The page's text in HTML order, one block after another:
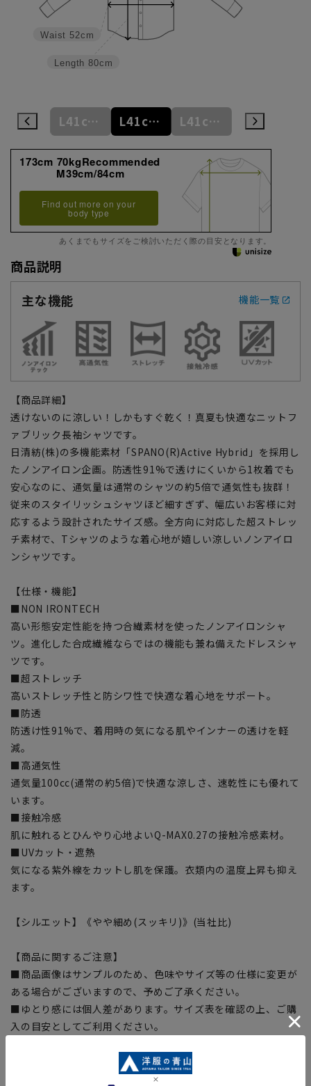
Length 80cm
Waist 52cm
L41cm/78cm L41cm/80cm L41cm/82cm L41cm/84cm
173cm 70kgRecommended
M39cm/84cm
Find out more on your
body type
あくまでもサイズをご検討いただく際の目安となります。
商品説明
主な機能
機能一覧
【商品詳細】
透けないのに涼しい！しかもすぐ乾く！真夏も快適なニットフ
ァブリック長袖シャツです。
日清紡(株)の多機能素材「SPANO(R)Active Hybrid」を採用し
たノンアイロン企画。防透性91%で透けにくいから1枚着でも
安心なのに、通気量は通常のシャツの約5倍で通気性も抜群！
従来のスタイリッシュシャツほど細すぎず、幅広いお客様に対
応するよう設計されたサイズ感。全方向に対応した超ストレッ
チ素材で、Tシャツのような着心地が嬉しい涼しいノンアイロ
ンシャツです。
【仕様・機能】
■NON IRONTECH
高い形態安定性能を持つ合繊素材を使ったノンアイロンシャ
ツ。進化した合成繊維ならではの機能も兼ね備えたドレスシャ
ツです。
■超ストレッチ
高いストレッチ性と防シワ性で快適な着心地をサポート。
■防透
防透け性91%で、着用時の気になる肌やインナーの透けを軽
減。
■高通気性
通気量100cc(通常の約5倍)で快適な涼しさ、速乾性にも優れて
います。
■接触冷感
肌に触れるとひんやり心地よいQ-MAX0.27の接触冷感素材。
■UVカット・遮熱
気になる紫外線をカットし肌を保護。衣類内の温度上昇も抑え
ます。
【シルエット】《やや細め(スッキリ)》(当社比)
【商品に関するご注意】
■商品画像はサンプルのため、色味やサイズ等の仕様に変更が
ある場合がございますので、予めご了承ください。
■ゆとり感には個人差があります。サイズ表を確認の上、ご購
入の目安としてご利用ください。
干の誤差が生じる場合がございます。予めご了承ください。
■サイズスペックは仕上がりサイズを記載しております。一